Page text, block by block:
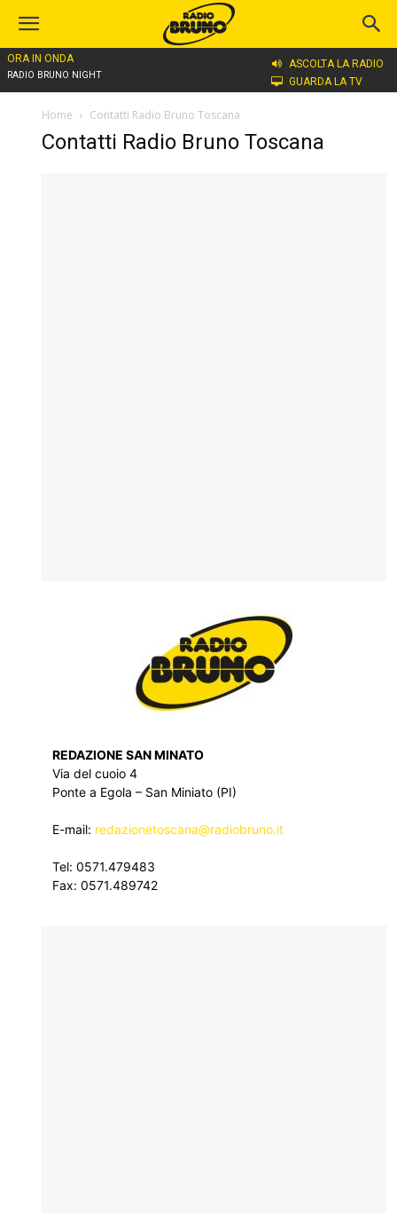
ORA IN ONDA
RADIO BRUNO NIGHT
ASCOLTA LA RADIO
GUARDA LA TV
Home Contatti Radio Bruno Toscana
Contatti Radio Bruno Toscana
REDAZIONE SAN MINATO
Via del cuoio 4
Ponte a Egola – San Miniato (PI)
E-mail: redazionetoscana@radiobruno.it
Tel: 0571.479483
Fax: 0571.489742